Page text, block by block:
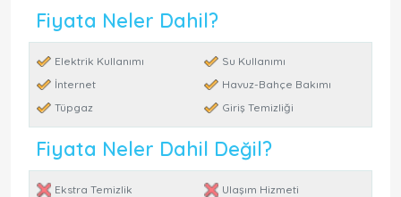
Fiyata Neler Dahil?
Elektrik Kullanımı
Su Kullanımı
İnternet
Havuz-Bahçe Bakımı
Tüpgaz
Giriş Temizliği
Fiyata Neler Dahil Değil?
Ekstra Temizlik
Ulaşım Hizmeti